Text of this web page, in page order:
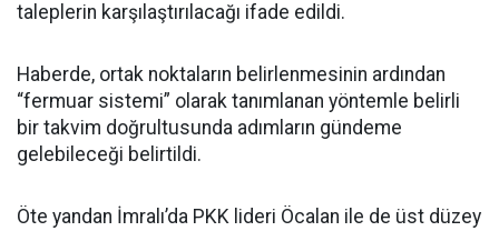
taleplerin karşılaştırılacağı ifade edildi.
Haberde, ortak noktaların belirlenmesinin ardından
“fermuar sistemi” olarak tanımlanan yöntemle belirli
bir takvim doğrultusunda adımların gündeme
gelebileceği belirtildi.
Öte yandan İmralı’da PKK lideri Öcalan ile de üst düzey